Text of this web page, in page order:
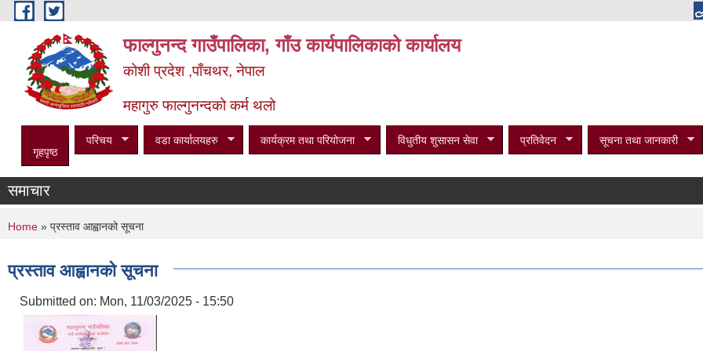
Skip to main content
फाल्गुनन्द गाउँपालिका, गाँउ कार्यपालिकाको कार्यालय
कोशी प्रदेश ,पाँचथर, नेपाल
महागुरु फाल्गुनन्दको कर्म थलो
गृहपृष्ठ
परिचय वडा कार्यालयहरु कार्यक्रम तथा परियोजना विधुतीय शुसासन सेवा प्रतिवेदन सूचना तथा जानकारी
समाचार
You are here
Home » प्रस्ताव आह्वानको सूचना
प्रस्ताव आह्वानको सूचना
Submitted on: Mon, 11/03/2025 - 15:50